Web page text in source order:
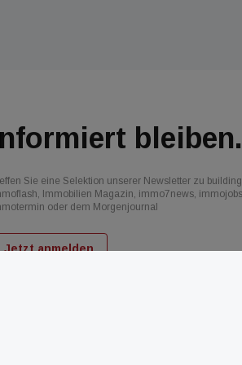
bleiben.
Sie eine Selektion unserer Newsletter zu
Immobilien Magazin, immo7news,
oder dem Morgenjournal
Jetzt anmelden